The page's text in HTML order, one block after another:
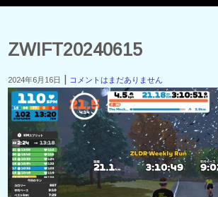
ZWIFT20240615
2024年6月16日 | コメントはまだありません